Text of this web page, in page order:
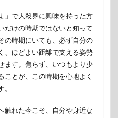
」で大殺界に興味を持った方
だけの時期ではないと知って
の時期にいても、必ず自分の
、ほどよい距離で支える姿勢
ます。焦らず、いつもより少
ことが、この時期を心地よく
触れた今こそ、自分や身近な